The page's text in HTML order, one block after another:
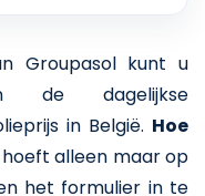
Groupasol kunt u
de dagelijkse
in België. Hoe
hoeft alleen maar op
het formulier in te